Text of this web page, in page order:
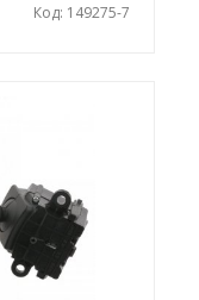
Код: 149275-7